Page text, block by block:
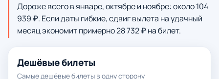
Дороже всего в январе, октябре и ноябре: около 104
939 ₽. Если даты гибкие, сдвиг вылета на удачный
месяц экономит примерно 28 732 ₽ на билет.
Дешёвые билеты
Самые дешёвые билеты в одну сторону